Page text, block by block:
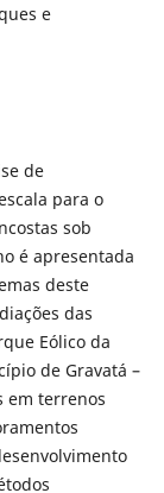
e
de
para o
sob
é apresentada
deste
das
Eólico da
de Gravatá –
em terrenos